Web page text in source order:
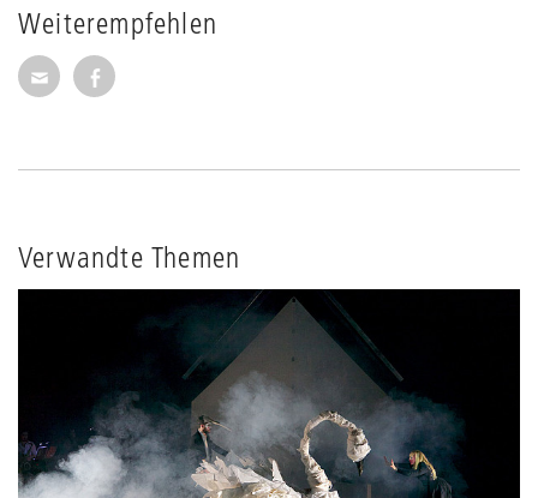
Weiterempfehlen
Seite per E-Mail weiterempfehlen
Seite auf Facebook weiterempfehlen
Verwandte Themen